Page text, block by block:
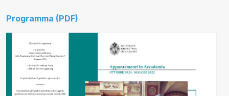
Programma (PDF)